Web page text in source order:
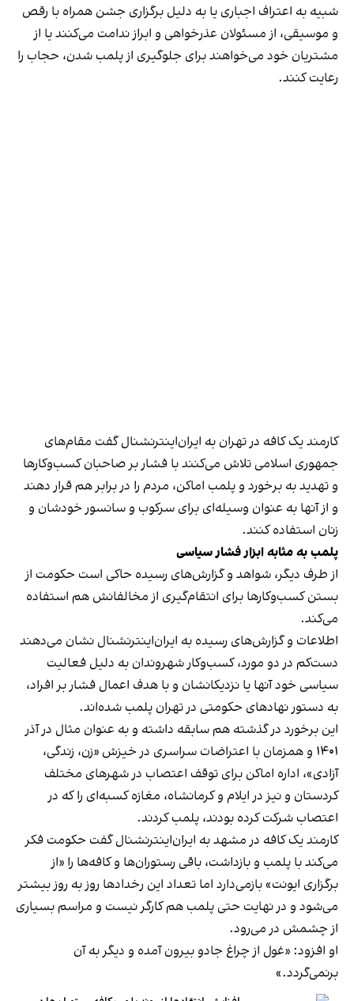
شبیه به اعتراف اجباری یا به دلیل برگزاری جشن همراه با رقص
و موسیقی، از مسئولان عذرخواهی و ابراز ندامت می‌کنند یا از
مشتریان خود می‌خواهند برای جلوگیری از پلمب شدن، حجاب را
رعایت کنند.
کارمند یک کافه در تهران به ایران‌اینترنشنال گفت مقام‌های
جمهوری اسلامی تلاش می‌کنند با فشار بر صاحبان کسب‌وکارها
و تهدید به برخورد و پلمب اماکن، مردم را در برابر هم قرار دهند
و از آنها به عنوان وسیله‌ای برای سرکوب و سانسور خودشان و
زنان استفاده کنند.
پلمب به مثابه ابزار فشار سیاسی
از طرف دیگر، شواهد و گزارش‌های رسیده حاکی است حکومت از
بستن کسب‌وکارها برای انتقام‌گیری از مخالفانش هم استفاده
می‌کند.
اطلاعات و گزارش‌های رسیده به ایران‌اینترنشنال نشان می‌دهند
دست‌کم در دو مورد، کسب‌وکار شهروندان به دلیل فعالیت
سیاسی خود آنها یا نزدیکانشان و با هدف اعمال فشار بر افراد،
به دستور نهادهای حکومتی در تهران پلمب شده‌اند.
این برخورد در گذشته هم سابقه داشته و به عنوان مثال در آذر
۱۴۰۱ و همزمان با اعتراضات سراسری در خیزش «زن، زندگی،
آزادی»، اداره اماکن برای توقف اعتصاب در شهرهای مختلف
کردستان و نیز در ایلام و کرمانشاه، مغازه کسبه‌ای را که در
اعتصاب شرکت کرده بودند، پلمب کردند.
کارمند یک کافه در مشهد به ایران‌اینترنشنال گفت حکومت فکر
می‌کند با پلمب و بازداشت، باقی رستوران‌ها و کافه‌ها را «از
برگزاری ایونت» بازمی‌دارد اما تعداد این رخدادها روز به روز بیشتر
می‌شود و در نهایت حتی پلمب هم کارگر نیست و مراسم بسیاری
از چشمش در می‌رود.
او افزود: «غول از چراغ جادو بیرون آمده و دیگر به آن
برنمی‎‌گردد.»